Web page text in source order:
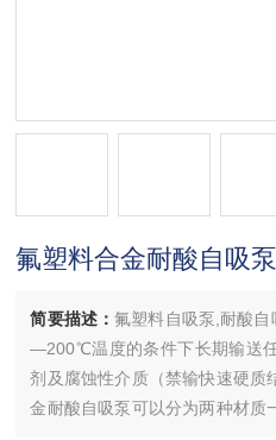
氟塑料合金耐酸自吸泵
简要描述：氟塑料自吸泵,耐酸
—200℃温度的条件下长期输送
剂及腐蚀性介质（禁输快速硬质
金耐酸自吸泵可以分为两种材质